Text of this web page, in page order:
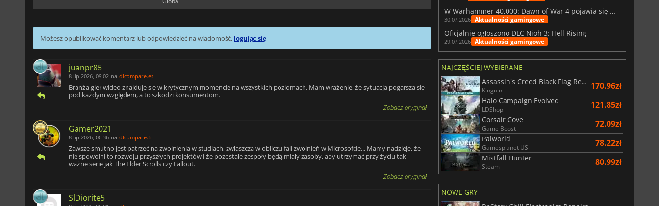
Możesz opublikować komentarz lub odpowiedzieć na wiadomość, logując się
juanpr85
8 lip 2026, 09:02 na dlcompare.es
Branża gier wideo znajduje się w krytycznym momencie na wszystkich poziomach. Mam wrażenie, że sytuacja pogarsza się
pod każdym względem, a to szkodzi konsumentom.
Zobacz oryginał
Gamer2021
8 lip 2026, 00:36 na dlcompare.fr
Zawsze smutno jest patrzeć na zwolnienia w studiach, zwłaszcza w obliczu fali zwolnień w Microsofcie... Mamy nadzieję, że
nie spowolni to rozwoju przyszłych projektów i że pozostałe zespoły będą miały zasoby, aby utrzymać przy życiu tak
ważne serie jak The Elder Scrolls czy Fallout.
Zobacz oryginał
SlDiorite5
W Warhammer 40,000: Dawn of War 4 pojawia się frakcja Nekronów
30.07.2026 Aktualności gamingowe
Oficjalnie ogłoszono DLC Nioh 3: Hell Rising
29.07.2026 Aktualności gamingowe
NAJCZĘŚCIEJ WYBIERANE
Assassin's Creed Black Flag Resynced
Kinguin 170.96zł
Halo Campaign Evolved
LDShop 121.85zł
Corsair Cove
Game Boost 72.09zł
Palworld
Gamesplanet US 78.22zł
Mistfall Hunter
Steam 80.99zł
NOWE GRY